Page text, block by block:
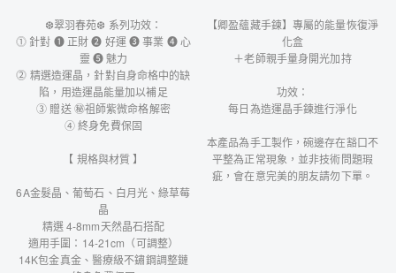
❆翠羽春苑❆ 系列功效：
⓵ 針對 ❶ 正財 ❷ 好運 ❸ 事業 ❹ 心
靈 ➎ 魅力
⓶ 精選造運晶，針對自身命格中的缺
陷，用造運晶能量加以補足
③ 贈送 ㊙祖師紫微命格解密
④ 終身免費保固
【 規格與材質 】
6A金髮晶、葡萄石、白月光、綠草莓
晶
精選 4-8mm天然晶石搭配
適用手圍：14-21cm（可調整）
14K包金真金、醫療級不鏽鋼調整鏈
【卿盈蘊藏手鍊】專屬的能量恢復淨
化盒
＋老師親手量身開光加持
功效：
每日為造運晶手鍊進行淨化
本產品為手工製作，碗邊存在豁口不
平整為正常現象，並非技術問題瑕
疵，會在意完美的朋友請勿下單。